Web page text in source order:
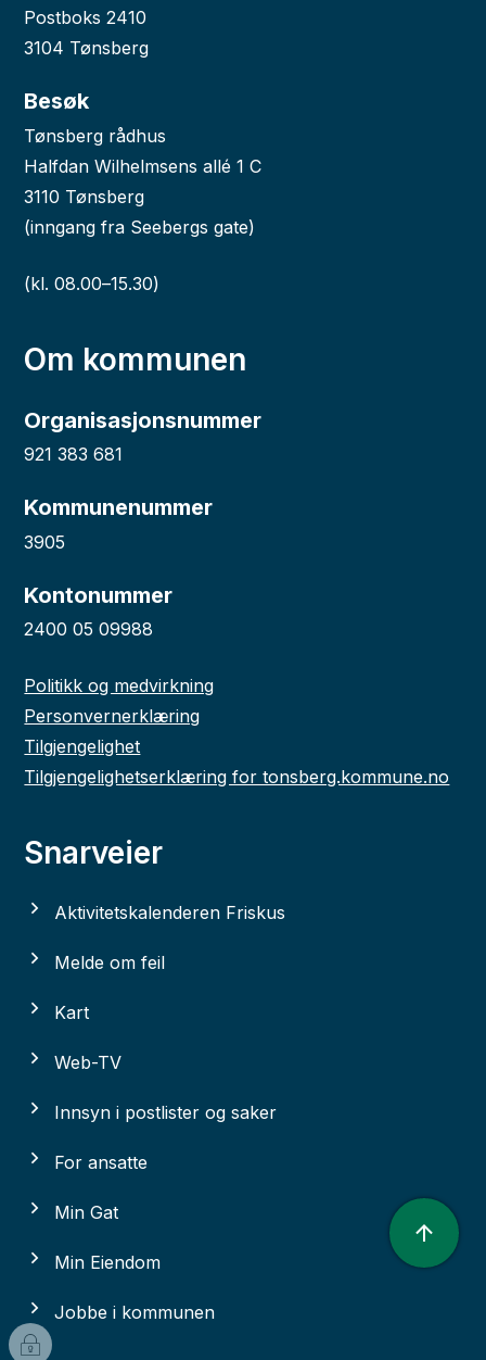
Postboks 2410
3104 Tønsberg
Besøk
Tønsberg rådhus
Halfdan Wilhelmsens allé 1 C
3110 Tønsberg
(inngang fra Seebergs gate)
(kl. 08.00–15.30)
Om kommunen
Organisasjonsnummer
921 383 681
Kommunenummer
3905
Kontonummer
2400 05 09988
Politikk og medvirkning
Personvernerklæring
Tilgjengelighet
Tilgjengelighetserklæring for tonsberg.kommune.no
Snarveier
Aktivitetskalenderen Friskus
Melde om feil
Kart
Web-TV
Innsyn i postlister og saker
For ansatte
Min Gat
Min Eiendom
Jobbe i kommunen